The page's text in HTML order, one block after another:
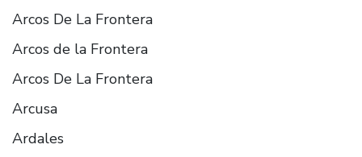
Arcos De La Frontera
Arcos de la Frontera
Arcos De La Frontera
Arcusa
Ardales